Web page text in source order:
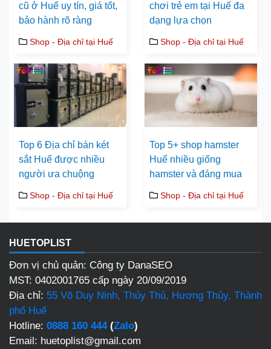
cũ ở Huế uy tín, giá tốt,
bảo hành rõ ràng
Shop - Địa chỉ tại Huế
chơi trẻ em tại Huế đa
dạng lựa chọn
Shop - Địa chỉ tại Huế
Top 6 Địa chỉ bán két
sắt Huế được nhiều
người ưa chuộng
Shop - Địa chỉ tại Huế
Top 5+ shop hamster
Huế nhiều giống
hamster và đáng mua
Shop - Địa chỉ tại Huế
HUETOPLIST
Đơn vị chủ quản: Công ty DanaSEO
MST: 0402001765 cấp ngày 20/09/2019
Địa chỉ: 55 Võ Duy Ninh, Thủy Thủ, Hương Thủy, Thành
phố Huế
Hotline: 0888 160 444(Zalo)
Email: huetoplist@gmail.com